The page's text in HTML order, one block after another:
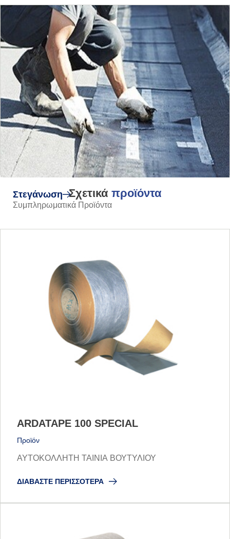
Στεγάνωση
Συμπληρωματικά Προϊόντα
Σχετικά προϊόντα
ARDATAPE 100 SPECIAL
Προϊόν
ΑΥΤΟΚΟΛΛΗΤΗ ΤΑΙΝΙΑ ΒΟΥΤΥΛΙΟΥ
ΔΙΑΒΆΣΤΕ ΠΕΡΙΣΣΌΤΕΡΑ